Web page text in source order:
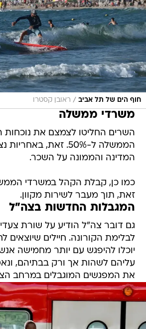
חוף הים של תל אביב / ראובן קסטרו
משרדי ממשלה
השרים החליטו לצמצם את נוכחות
הממשלה ל-50%. זאת,
המדינה והממונה על השכר.
כמו כן, קבלת הקהל במשרדי
זאת, תוך מעבר לשירות מקוון.
המגבלות החדשות בצה"ל
גם דובר צה"ל הודיע על שורת
לבלימת הקורונה. חיילים
יוכלו להיפגש עם יותר מחמישה
עליהם לשהות אך ורק בבתיהם,
את המפגשים המוגבלים במרחב